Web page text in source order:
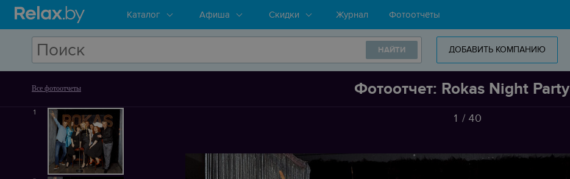
Каталог Афиша Скидки Журнал Фотоотчёты
НАЙТИ ДОБАВИТЬ КОМПАНИЮ
Все фотоотчеты Фотоотчет: Rokas Night Party
1 / 40